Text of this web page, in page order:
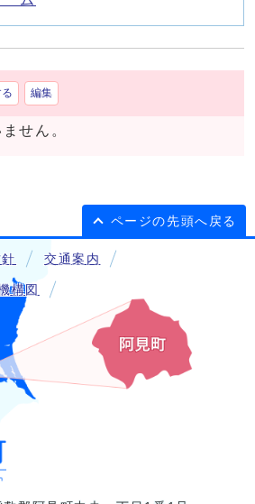
編集
せん。
ページの先頭へ戻る
交通案内
構図